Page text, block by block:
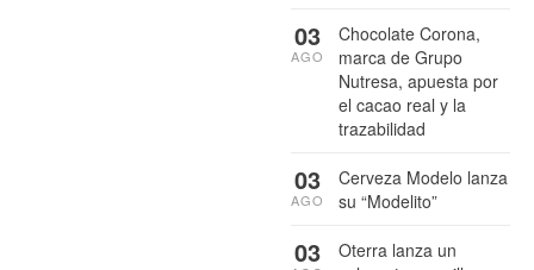
Chocolate Corona,
marca de Grupo
Nutresa, apuesta por
el cacao real y la
trazabilidad
03
AGO
Cerveza Modelo lanza
su “Modelito”
03
AGO
Oterra lanza un
03